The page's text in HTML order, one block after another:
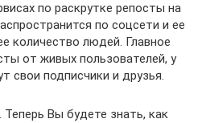
по раскрутке репосты на
по соцсети и ее
количество людей. Главное
от живых пользователей, у
свои подписчики и друзья.
Вы будете знать, как